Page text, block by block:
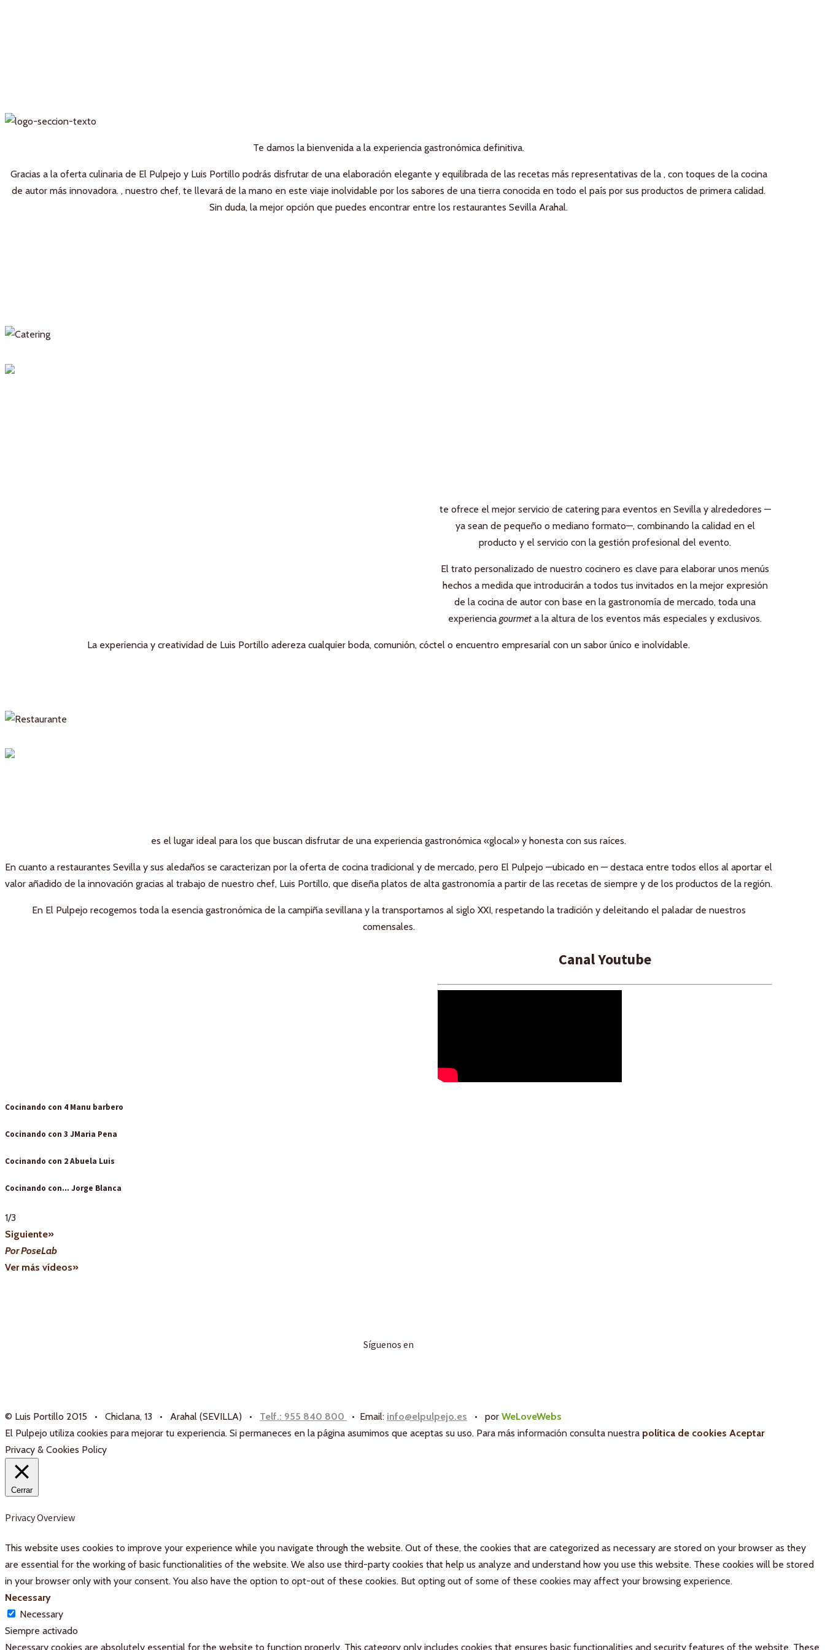
Te damos la bienvenida a la experiencia gastronómica definitiva.
Gracias a la oferta culinaria de El Pulpejo y Luis Portillo podrás disfrutar de una elaboración elegante y equilibrada de las recetas más representativas de la , con toques de la cocina
de autor más innovadora. , nuestro chef, te llevará de la mano en este viaje inolvidable por los sabores de una tierra conocida en todo el país por sus productos de primera calidad.
Sin duda, la mejor opción que puedes encontrar entre los restaurantes Sevilla Arahal.
te ofrece el mejor servicio de catering para eventos en Sevilla y alrededores —
ya sean de pequeño o mediano formato—, combinando la calidad en el
producto y el servicio con la gestión profesional del evento.
El trato personalizado de nuestro cocinero es clave para elaborar unos menús
hechos a medida que introducirán a todos tus invitados en la mejor expresión
de la cocina de autor con base en la gastronomía de mercado, toda una
experiencia gourmet a la altura de los eventos más especiales y exclusivos.
La experiencia y creatividad de Luis Portillo adereza cualquier boda, comunión, cóctel o encuentro empresarial con un sabor único e inolvidable.
es el lugar ideal para los que buscan disfrutar de una experiencia gastronómica «glocal» y honesta con sus raíces.
En cuanto a restaurantes Sevilla y sus aledaños se caracterizan por la oferta de cocina tradicional y de mercado, pero El Pulpejo —ubicado en — destaca entre todos ellos al aportar el
valor añadido de la innovación gracias al trabajo de nuestro chef, Luis Portillo, que diseña platos de alta gastronomía a partir de las recetas de siempre y de los productos de la región.
En El Pulpejo recogemos toda la esencia gastronómica de la campiña sevillana y la transportamos al siglo XXI, respetando la tradición y deleitando el paladar de nuestros
comensales.
Canal Youtube
Cocinando con 4 Manu barbero
Cocinando con 3 JMaria Pena
Cocinando con 2 Abuela Luis
Cocinando con... Jorge Blanca
1/3
Siguiente»
Por PoseLab
Ver más vídeos»
Síguenos en
© Luis Portillo 2015 • Chiclana, 13 • Arahal (SEVILLA) • Telf.: 955 840 800 • Email: info@elpulpejo.es • por WeLoveWebs
El Pulpejo utiliza cookies para mejorar tu experiencia. Si permaneces en la página asumimos que aceptas su uso. Para más información consulta nuestra política de cookies Aceptar
Privacy & Cookies Policy
Cerrar
Privacy Overview
This website uses cookies to improve your experience while you navigate through the website. Out of these, the cookies that are categorized as necessary are stored on your browser as they
are essential for the working of basic functionalities of the website. We also use third-party cookies that help us analyze and understand how you use this website. These cookies will be stored
in your browser only with your consent. You also have the option to opt-out of these cookies. But opting out of some of these cookies may affect your browsing experience.
Necessary
Necessary
Siempre activado
Necessary cookies are absolutely essential for the website to function properly. This category only includes cookies that ensures basic functionalities and security features of the website. These